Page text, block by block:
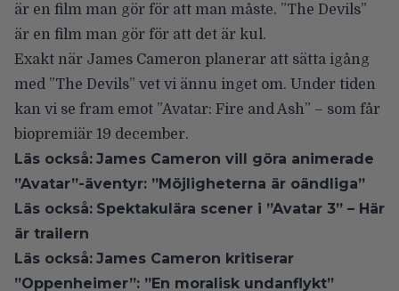
är en film man gör för att man måste. ”The Devils”
är en film man gör för att det är kul.
Exakt när James Cameron planerar att sätta igång
med ”The Devils” vet vi ännu inget om. Under tiden
kan vi se fram emot ”Avatar: Fire and Ash” – som får
biopremiär 19 december.
Läs också: James Cameron vill göra animerade
”Avatar”-äventyr: ”Möjligheterna är oändliga”
Läs också: Spektakulära scener i ”Avatar 3” – Här
är trailern
Läs också: James Cameron kritiserar
”Oppenheimer”: ”En moralisk undanflykt”